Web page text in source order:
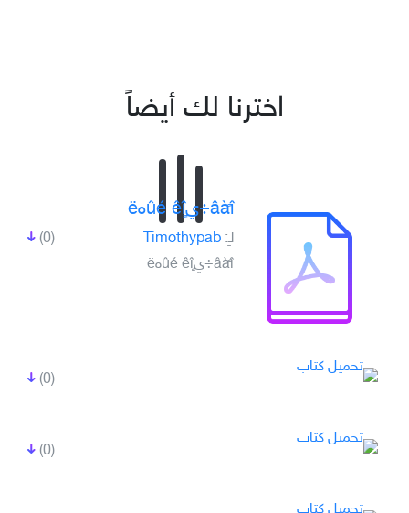
اخترنا لك أيضاً
âàًî÷يûé êîٍهë
(0) لـِ: Timothypab
âàًî÷يûé êîٍهë
(0)
(0)